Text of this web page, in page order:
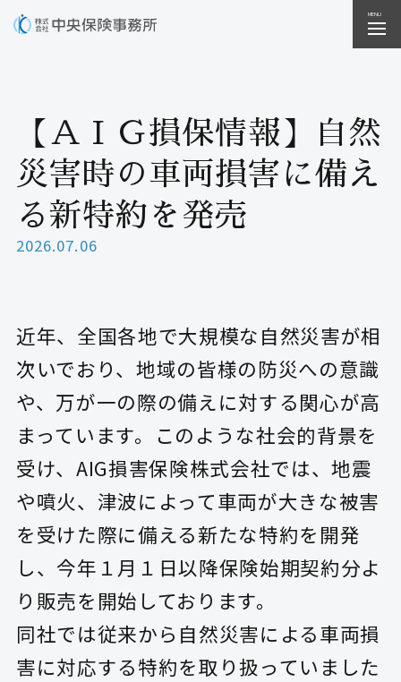
【ＡＩＧ損保情報】自然
災害時の車両損害に備え
る新特約を発売
2026.07.06
近年、全国各地で大規模な自然災害が相
次いでおり、地域の皆様の防災への意識
や、万が一の際の備えに対する関心が高
まっています。このような社会的背景を
受け、AIG損害保険株式会社では、地震
や噴火、津波によって車両が大きな被害
を受けた際に備える新たな特約を開発
し、今年１月１日以降保険始期契約分よ
り販売を開始しております。
同社では従来から自然災害による車両損
害に対応する特約を取り扱っていました